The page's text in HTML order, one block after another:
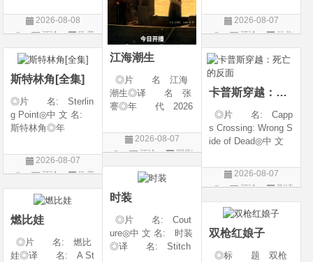
◎年 代 2024◎
产 地 美国◎
幻 / 悬疑◎语
言 英语◎上映日
2026-08-08
评论
欧美
剧
江海潮生
◎片 名 江海
潮生◎译 名 张
謇◎年 代 2026
陆◎类 别 传记
/ 历史 / 古装◎语
上映日期 2026-07-
20(中国大陆)◎
2026-08-07
评论
国剧
&amp;middot;绝密任
务◎年 代: 202
大陆◎类 别:
动作 / 战争 / 犯
2026-08-07
评论
动作
片
斯特林角[全集]
◎片 名: Sterlin
g Point◎中 文 名:
斯特林角◎年
地: 美国◎类
别: 剧情◎语
期: 2026-08-05(美
国)◎IMDb评分: 6
2026-08-07
评论
欧美
剧
卡普斯穿越：死亡的反面
◎片 名: Capp
s Crossing: Wrong S
ide of Dead◎中 文
死亡的反面◎年
代: 2026◎产
别: 剧情 / 悬疑 / 惊
悚 / 犯罪◎语
2026-08-07
评论
剧情
片
时装
◎片 名: Cout
ure◎中 文 名: 时装
◎译 名: Stitch
燃比娃
◎片 名: 燃比
娃◎译 名: A St
双枪红娘子
◎标 题 双枪